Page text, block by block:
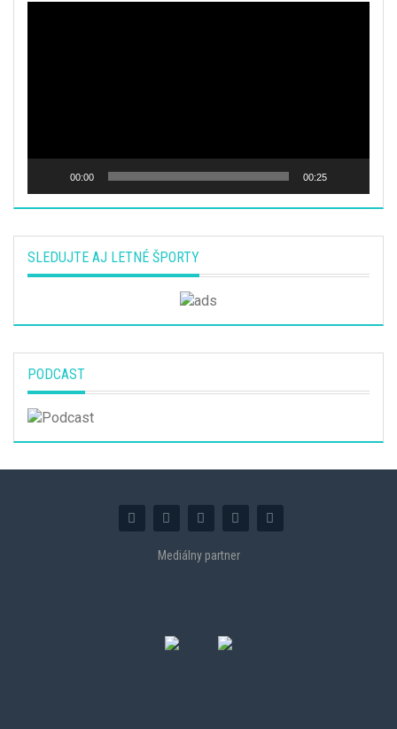
00:00 00:25
SLEDUJTE AJ LETNÉ ŠPORTY
PODCAST
Mediálny partner